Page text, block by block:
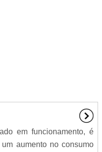
em funcionamento, é
aumento no consumo